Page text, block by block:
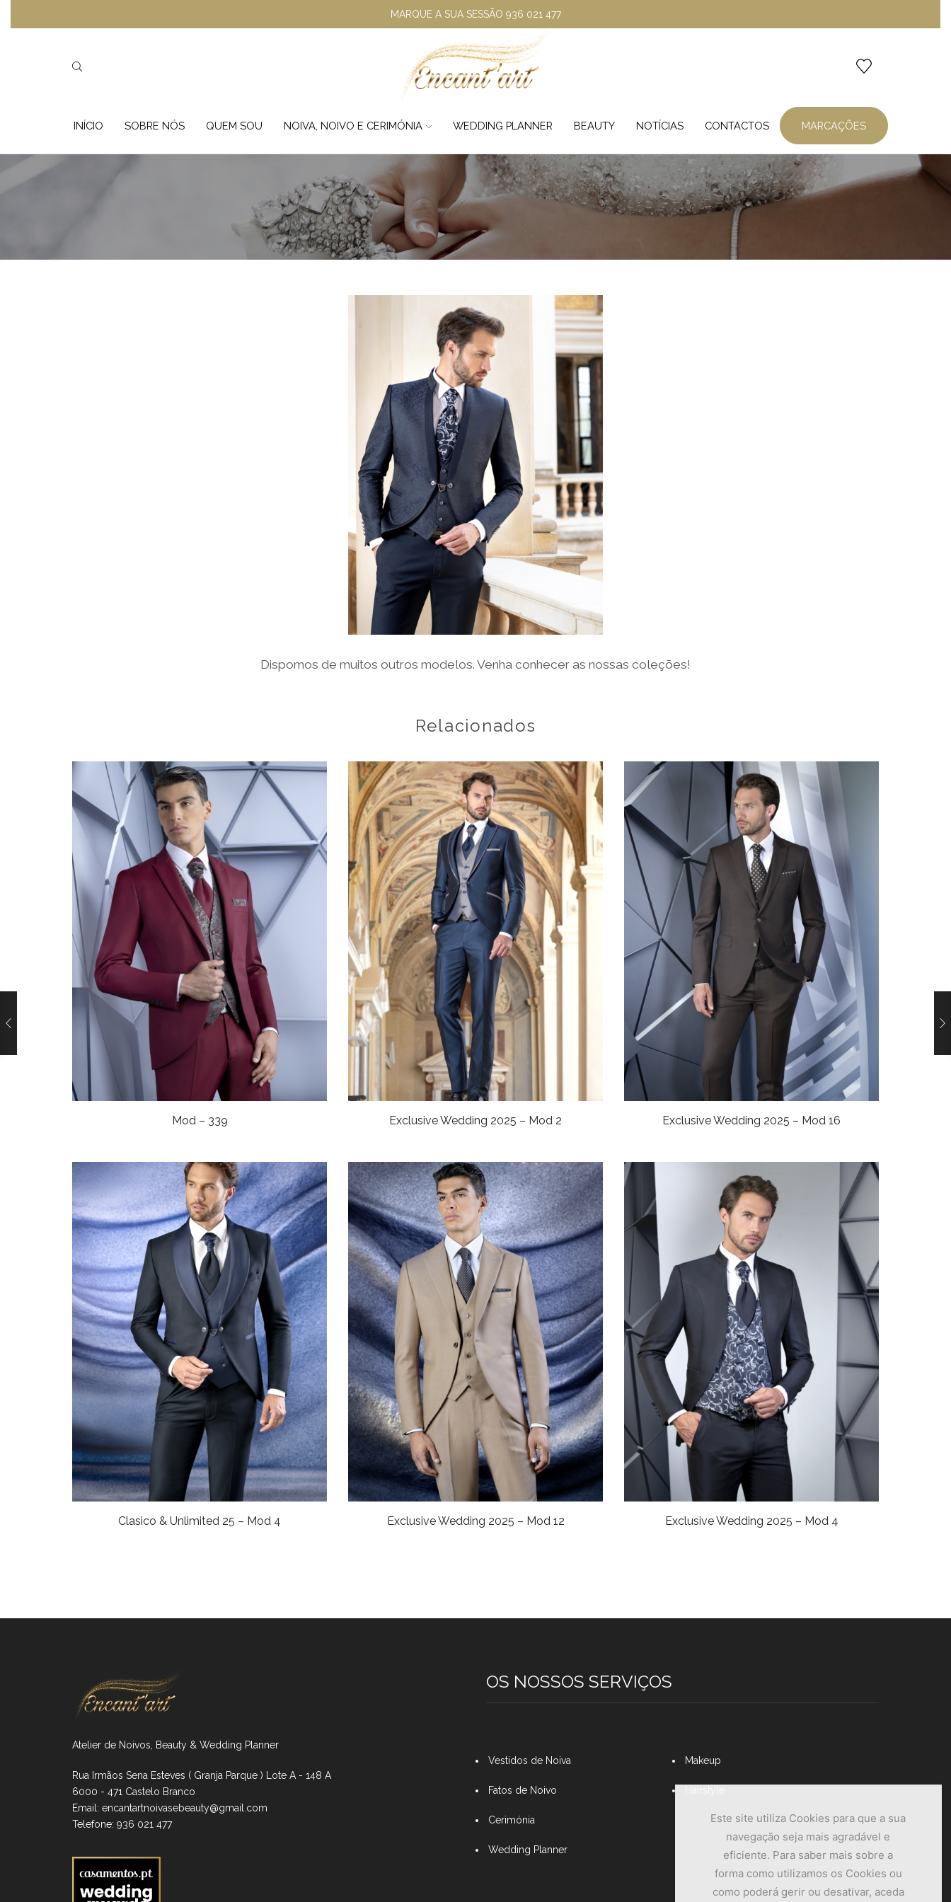
MARQUE A SUA SESSÃO 936 021 477
INÍCIO SOBRE NÓS QUEM SOU NOIVA, NOIVO E CERIMÓNIA WEDDING PLANNER BEAUTY NOTÍCIAS CONTACTOS MARCAÇÕES
Relacionados
Mod – 339 Exclusive Wedding 2025 – Mod 2 Exclusive Wedding 2025 – Mod 16
Clasico & Unlimited 25 – Mod 4 Exclusive Wedding 2025 – Mod 12 Exclusive Wedding 2025 – Mod 4
Atelier de Noivos, Beauty & Wedding Planner
Rua Irmãos Sena Esteves ( Granja Parque ) Lote A - 148 A
6000 - 471 Castelo Branco
Email: encantartnoivasebeauty@gmail.com
Telefone: 936 021 477
OS NOSSOS SERVIÇOS
Vestidos de Noiva
Fatos de Noivo
Cerimónia
Wedding Planner
Makeup
Este site utiliza Cookies para que a sua
navegação seja mais agradável e
eficiente. Para saber mais sobre a
forma como utilizamos os Cookies ou
como poderá gerir ou desativar, aceda